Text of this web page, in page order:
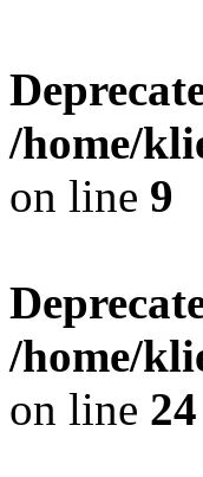
/home/
on line 9
/home/
on line 24